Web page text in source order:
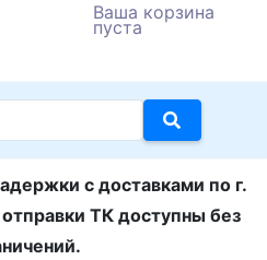
Ваша корзина
пуста
с доставками по г.
ТК доступны без